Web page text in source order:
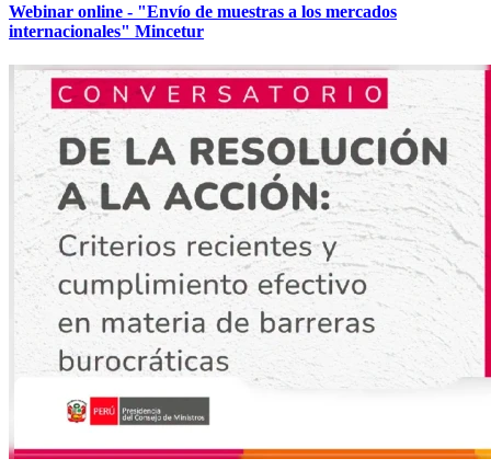
Webinar online - "Envío de muestras a los mercados
internacionales" Mincetur